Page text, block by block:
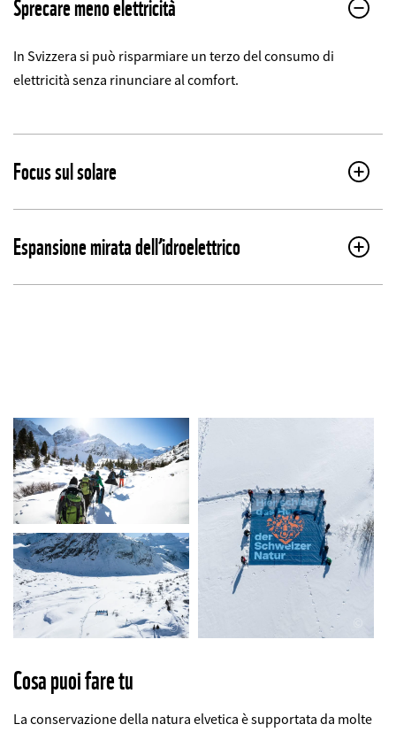
Sprecare meno elettricità
In Svizzera si può risparmiare un terzo del consumo di
elettricità senza rinunciare al comfort.
Focus sul solare
Espansione mirata dell’idroelettrico
©
Cosa puoi fare tu
La conservazione della natura elvetica è supportata da molte